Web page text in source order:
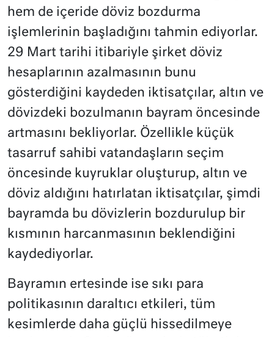
hem de içeride döviz bozdurma
işlemlerinin başladığını tahmin ediyorlar.
29 Mart tarihi itibariyle şirket döviz
hesaplarının azalmasının bunu
gösterdiğini kaydeden iktisatçılar, altın ve
dövizdeki bozulmanın bayram öncesinde
artmasını bekliyorlar. Özellikle küçük
tasarruf sahibi vatandaşların seçim
öncesinde kuyruklar oluşturup, altın ve
döviz aldığını hatırlatan iktisatçılar, şimdi
bayramda bu dövizlerin bozdurulup bir
kısmının harcanmasının beklendiğini
kaydediyorlar.
Bayramın ertesinde ise sıkı para
politikasının daraltıcı etkileri, tüm
kesimlerde daha güçlü hissedilmeye